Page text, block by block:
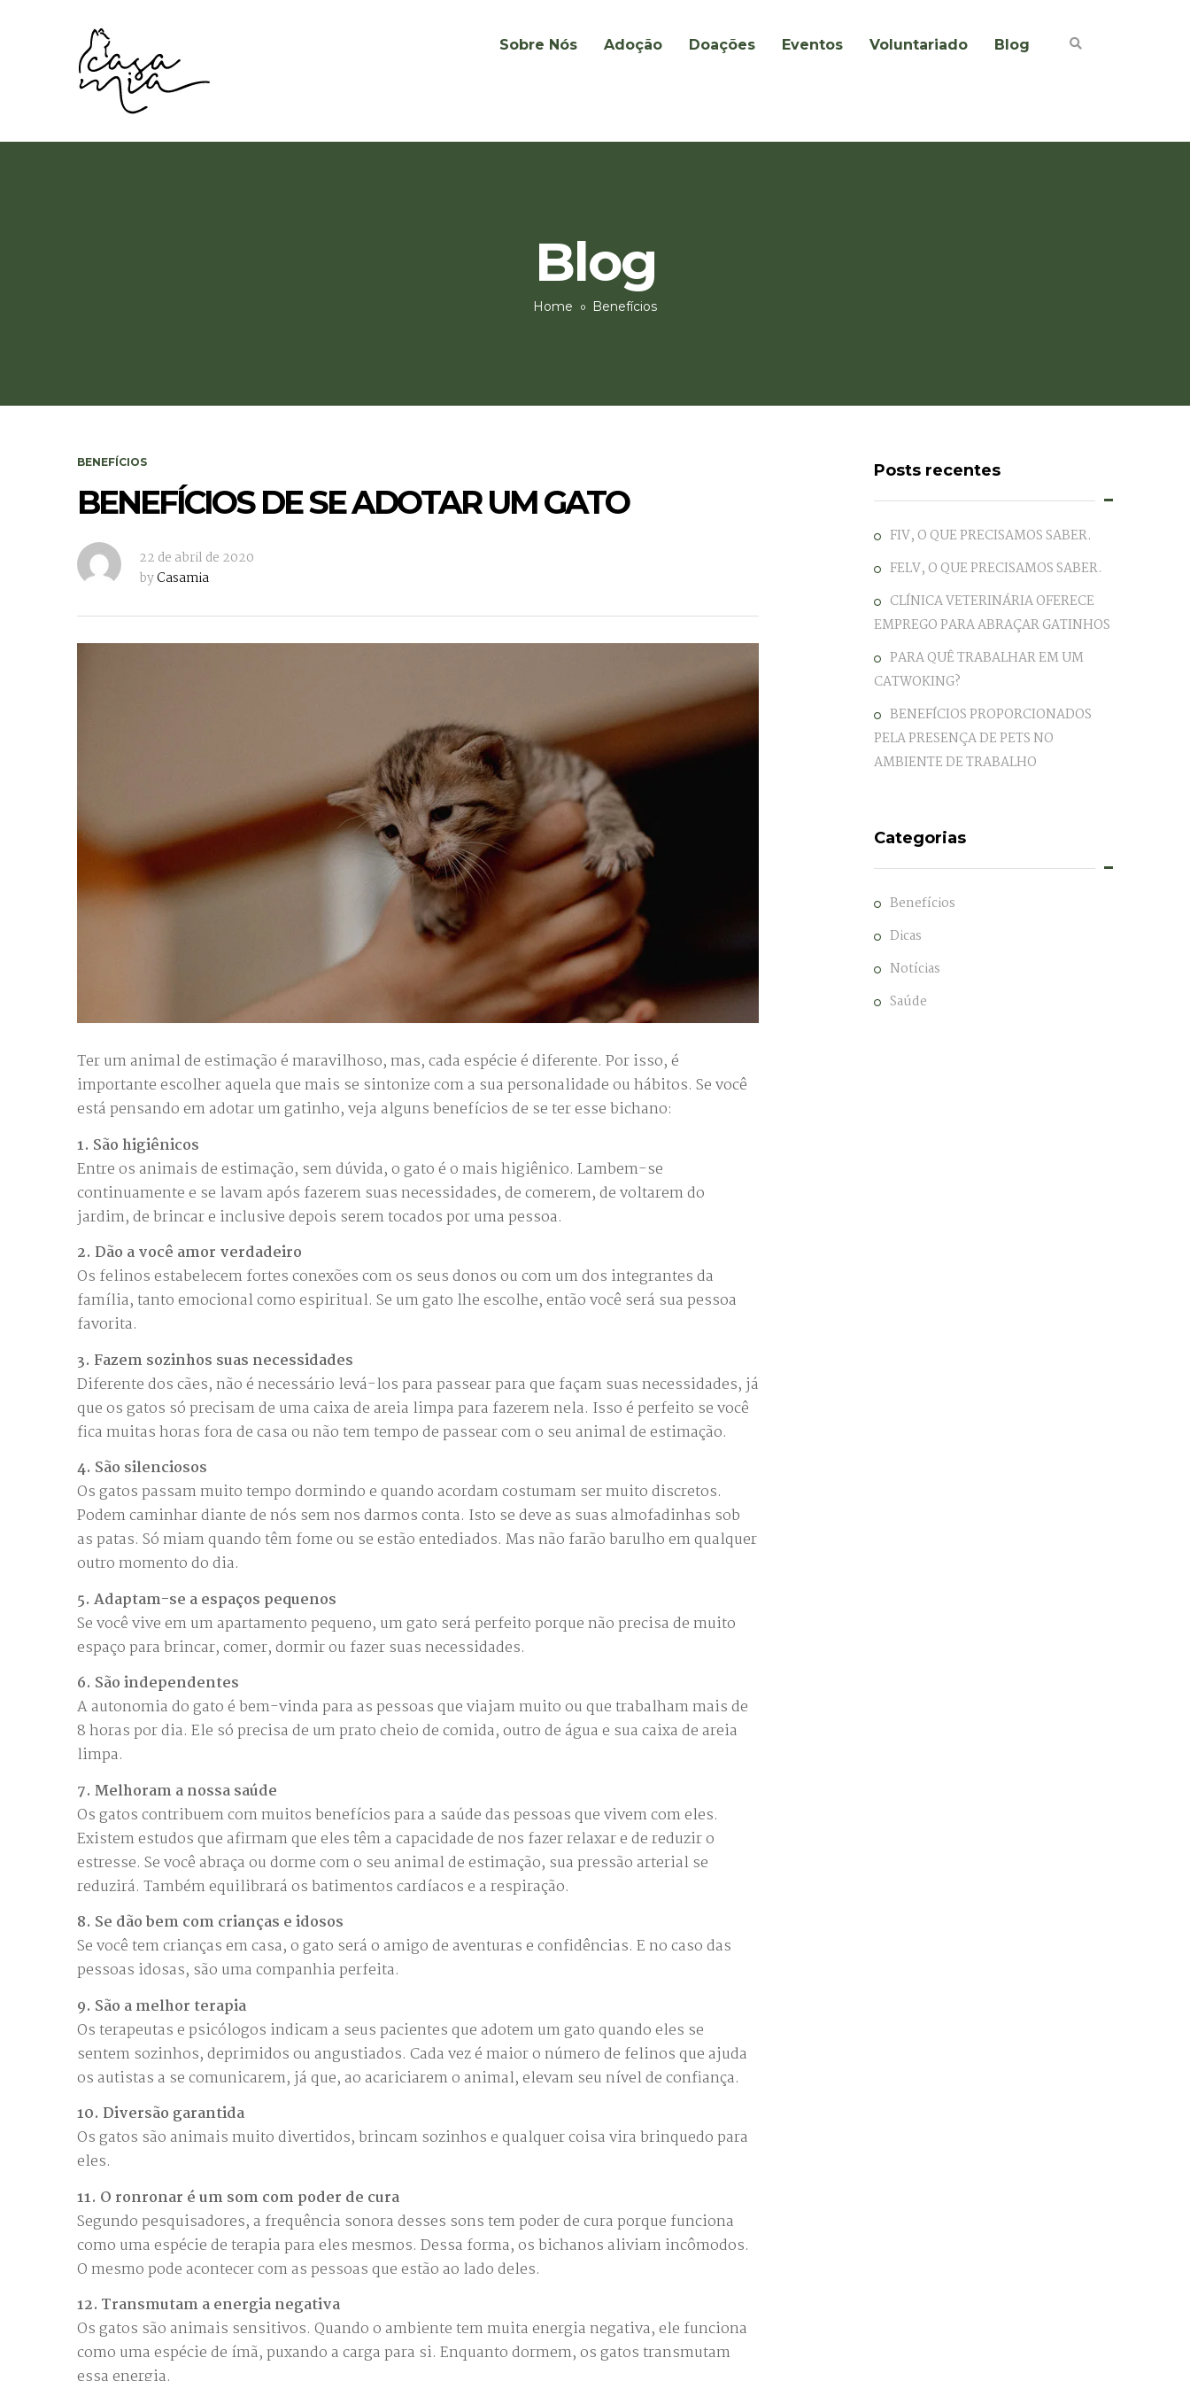
Sobre Nós Adoção Doações Eventos Voluntariado Blog
Home Benefícios
Blog
Posts recentes
FIV, O QUE PRECISAMOS SABER.
FELV, O QUE PRECISAMOS SABER.
CLÍNICA VETERINÁRIA OFERECE
EMPREGO PARA ABRAÇAR GATINHOS
PARA QUÊ TRABALHAR EM UM
CATWOKING?
BENEFÍCIOS PROPORCIONADOS
PELA PRESENÇA DE PETS NO
AMBIENTE DE TRABALHO
Categorias
Benefícios
Dicas
Notícias
Saúde
BENEFÍCIOS
BENEFÍCIOS DE SE ADOTAR UM GATO
22 de abril de 2020
byCasamia
Ter um animal de estimação é maravilhoso, mas, cada espécie é diferente. Por isso, é
importante escolher aquela que mais se sintonize com a sua personalidade ou hábitos. Se você
está pensando em adotar um gatinho, veja alguns benefícios de se ter esse bichano:
1. São higiênicos
Entre os animais de estimação, sem dúvida, o gato é o mais higiênico. Lambem-se
continuamente e se lavam após fazerem suas necessidades, de comerem, de voltarem do
jardim, de brincar e inclusive depois serem tocados por uma pessoa.
2. Dão a você amor verdadeiro
Os felinos estabelecem fortes conexões com os seus donos ou com um dos integrantes da
família, tanto emocional como espiritual. Se um gato lhe escolhe, então você será sua pessoa
favorita.
3. Fazem sozinhos suas necessidades
Diferente dos cães, não é necessário levá-los para passear para que façam suas necessidades, já
que os gatos só precisam de uma caixa de areia limpa para fazerem nela. Isso é perfeito se você
fica muitas horas fora de casa ou não tem tempo de passear com o seu animal de estimação.
4. São silenciosos
Os gatos passam muito tempo dormindo e quando acordam costumam ser muito discretos.
Podem caminhar diante de nós sem nos darmos conta. Isto se deve as suas almofadinhas sob
as patas. Só miam quando têm fome ou se estão entediados. Mas não farão barulho em qualquer
outro momento do dia.
5. Adaptam-se a espaços pequenos
Se você vive em um apartamento pequeno, um gato será perfeito porque não precisa de muito
espaço para brincar, comer, dormir ou fazer suas necessidades.
6. São independentes
A autonomia do gato é bem-vinda para as pessoas que viajam muito ou que trabalham mais de
8 horas por dia. Ele só precisa de um prato cheio de comida, outro de água e sua caixa de areia
limpa.
7. Melhoram a nossa saúde
Os gatos contribuem com muitos benefícios para a saúde das pessoas que vivem com eles.
Existem estudos que afirmam que eles têm a capacidade de nos fazer relaxar e de reduzir o
estresse. Se você abraça ou dorme com o seu animal de estimação, sua pressão arterial se
reduzirá. Também equilibrará os batimentos cardíacos e a respiração.
8. Se dão bem com crianças e idosos
Se você tem crianças em casa, o gato será o amigo de aventuras e confidências. E no caso das
pessoas idosas, são uma companhia perfeita.
9. São a melhor terapia
Os terapeutas e psicólogos indicam a seus pacientes que adotem um gato quando eles se
sentem sozinhos, deprimidos ou angustiados. Cada vez é maior o número de felinos que ajuda
os autistas a se comunicarem, já que, ao acariciarem o animal, elevam seu nível de confiança.
10. Diversão garantida
Os gatos são animais muito divertidos, brincam sozinhos e qualquer coisa vira brinquedo para
eles.
11. O ronronar é um som com poder de cura
Segundo pesquisadores, a frequência sonora desses sons tem poder de cura porque funciona
como uma espécie de terapia para eles mesmos. Dessa forma, os bichanos aliviam incômodos.
O mesmo pode acontecer com as pessoas que estão ao lado deles.
12. Transmutam a energia negativa
Os gatos são animais sensitivos. Quando o ambiente tem muita energia negativa, ele funciona
como uma espécie de ímã, puxando a carga para si. Enquanto dormem, os gatos transmutam